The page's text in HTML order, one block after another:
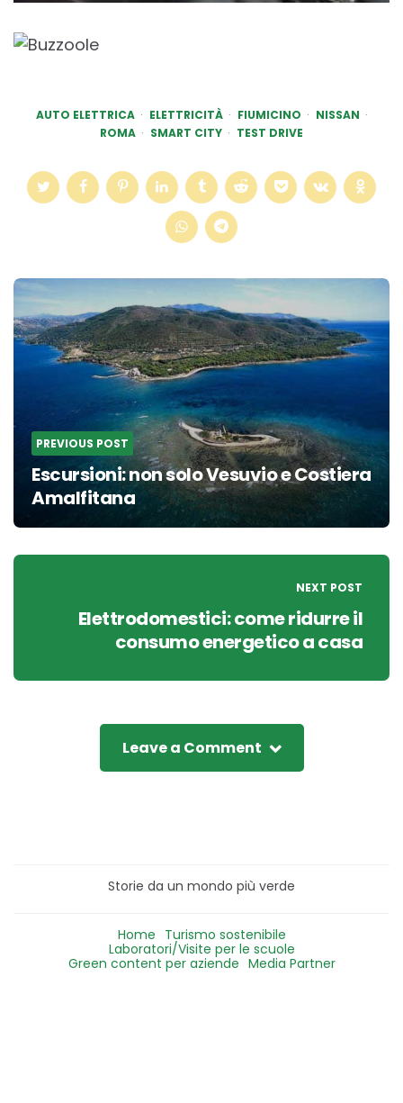
AUTO ELETTRICA ELETTRICITÀ FIUMICINO
NISSAN
ROMA
SMART CITY TEST DRIVE
Post
navigation
PREVIOUS POST
Escursioni: non solo Vesuvio e Costiera
Amalfitana
NEXT POST
Elettrodomestici: come ridurre il
consumo energetico a casa
Leave a Comment
Storie da un mondo più verde
Home Turismo sostenibile
Laboratori/Visite per le scuole
Green content per aziende Media Partner